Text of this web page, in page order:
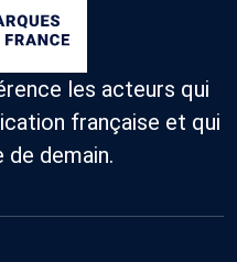
les acteurs qui
française et qui
demain.